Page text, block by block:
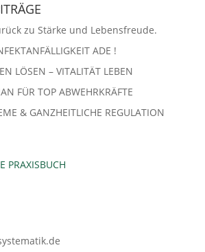
zu Stärke und Lebensfreude.
ADE !
LÖSEN – VITALITÄT LEBEN
FÜR TOP ABWEHRKRÄFTE
& GANZHEITLICHE REGULATION
PRAXISBUCH